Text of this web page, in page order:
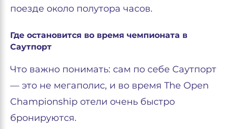
поезде около полутора часов.
Где остановится во время чемпионата в
Саутпорт
Что важно понимать: сам по себе Саутпорт
— это не мегаполис, и во время The Open
Championship отели очень быстро
бронируются.